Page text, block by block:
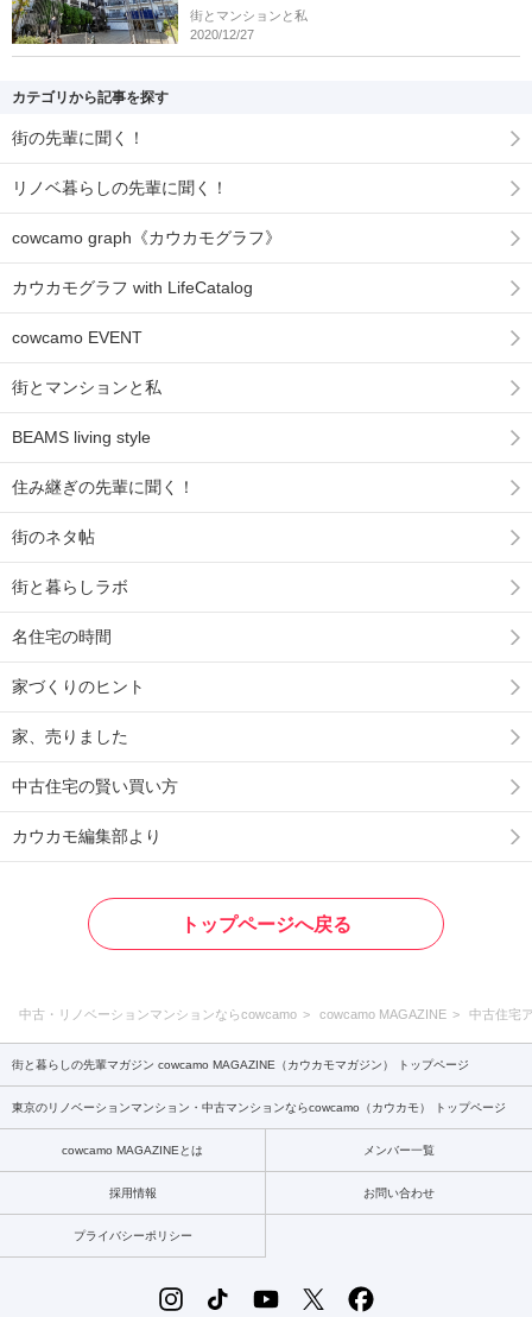
街とマンションと私
2020/12/27
カテゴリから記事を探す
街の先輩に聞く！
リノベ暮らしの先輩に聞く！
cowcamo graph《カウカモグラフ》
カウカモグラフ with LifeCatalog
cowcamo EVENT
街とマンションと私
BEAMS living style
住み継ぎの先輩に聞く！
街のネタ帖
街と暮らしラボ
名住宅の時間
家づくりのヒント
家、売りました
中古住宅の賢い買い方
カウカモ編集部より
トップページへ戻る
中古・リノベーションマンションならcowcamo cowcamo MAGAZINE 中古住宅
街と暮らしの先輩マガジン cowcamo MAGAZINE（カウカモマガジン） トップページ
東京のリノベーションマンション・中古マンションならcowcamo（カウカモ） トップページ
cowcamo MAGAZINEとは メンバー一覧
採用情報 お問い合わせ
プライバシーポリシー